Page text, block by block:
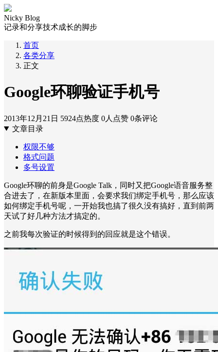
Nicky Blog
记录和分享技术成长的脚步
首页
各类分享
正文
Google环聊验证手机号
2013年12月21日 5924点热度 0人点赞 0条评论
文章目录
权限不够
格式问题
多号设置
Google环聊的前身是Google Talk，同时又把Google语音服务整
合进去了，在新版本里面，会要求我们绑定手机号，那么应该
如何绑定手机号呢，一开始我也搞了很久没有搞好，直到前两
天试了好几种方法才搞定的。
之前我每次验证的时候得到的回应就是这个错误。